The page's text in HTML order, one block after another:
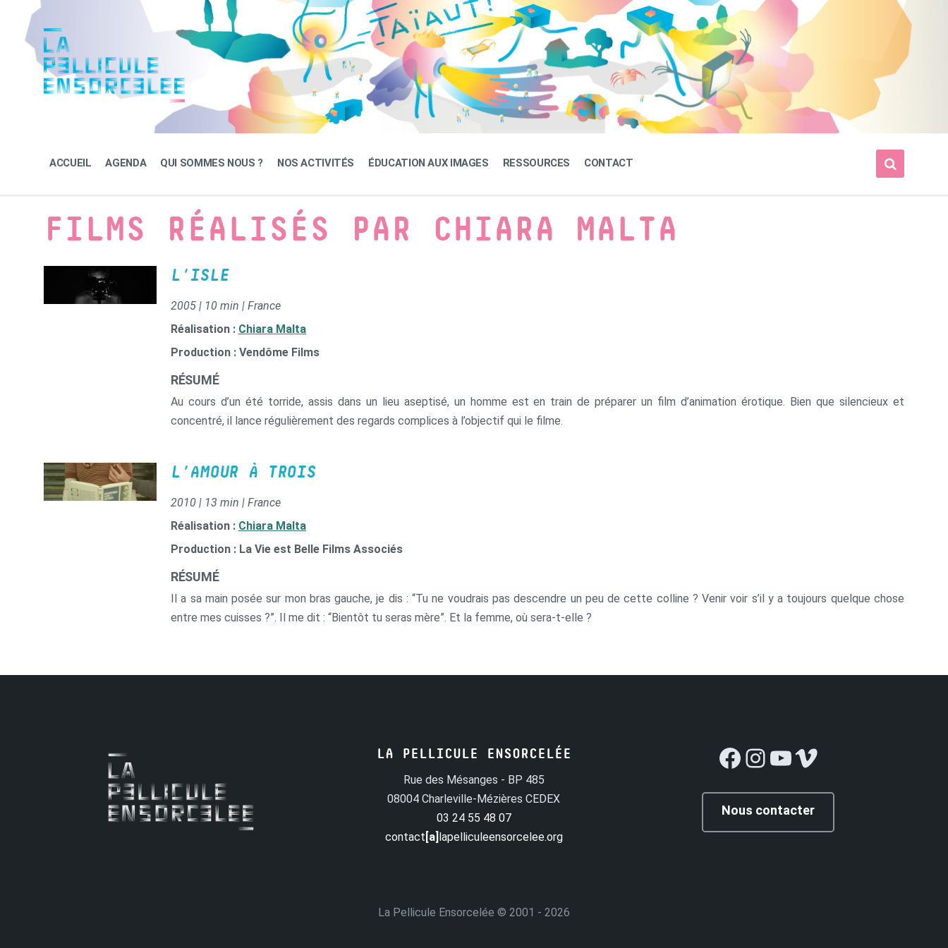
content
navigation
footer
ACCUEIL AGENDA QUI SOMMES NOUS ? NOS ACTIVITÉS ÉDUCATION AUX IMAGES RESSOURCES CONTACT
FILMS RÉALISÉS PAR CHIARA MALTA
L’ISLE
2005 | 10 min | France
Réalisation : Chiara Malta
Production : Vendôme Films
RÉSUMÉ
Au cours d’un été torride, assis dans un lieu aseptisé, un homme est en train de préparer un film d’animation érotique. Bien que silencieux et
concentré, il lance régulièrement des regards complices à l’objectif qui le filme.
L’AMOUR À TROIS
2010 | 13 min | France
Réalisation : Chiara Malta
Production : La Vie est Belle Films Associés
RÉSUMÉ
Il a sa main posée sur mon bras gauche, je dis : “Tu ne voudrais pas descendre un peu de cette colline ? Venir voir s’il y a toujours quelque chose
entre mes cuisses ?”. Il me dit : “Bientôt tu seras mère”. Et la femme, où sera-t-elle ?
LA PELLICULE ENSORCELÉE
Rue des Mésanges - BP 485
08004 Charleville-Mézières CEDEX
03 24 55 48 07
contact [a] lapelliculeensorcelee.org
Facebook
Instagram
YouTube
Vimeo
Nous contacter
La Pellicule Ensorcelée © 2001 - 2026